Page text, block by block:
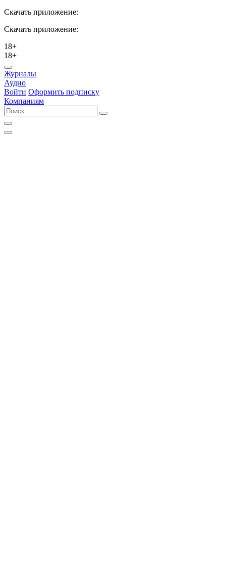
Скачать приложение:
Скачать приложение:
18+
18+
Журналы
Аудио
Войти Оформить подписку
Компаниям